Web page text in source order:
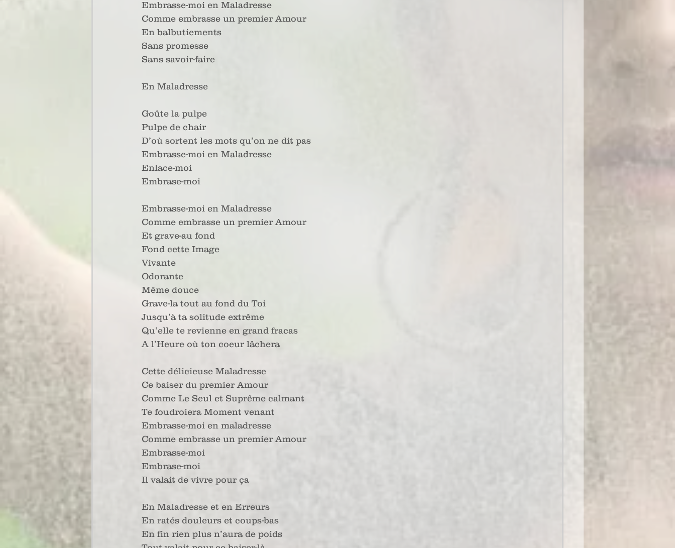
Embrasse-moi en Maladresse
Comme embrasse un premier Amour
En balbutiements
Sans promesse
Sans savoir-faire
En Maladresse
Goûte la pulpe
Pulpe de chair
D’où sortent les mots qu’on ne dit pas
Embrasse-moi en Maladresse
Enlace-moi
Embrase-moi
Embrasse-moi en Maladresse
Comme embrasse un premier Amour
Et grave-au fond
Fond cette Image
Vivante
Odorante
Même douce
Grave-la tout au fond du Toi
Jusqu’à ta solitude extrême
Qu’elle te revienne en grand fracas
A l’Heure où ton coeur lâchera
Cette délicieuse Maladresse
Ce baiser du premier Amour
Comme Le Seul et Suprême calmant
Te foudroiera Moment venant
Embrasse-moi en maladresse
Comme embrasse un premier Amour
Embrasse-moi
Embrase-moi
Il valait de vivre pour ça
En Maladresse et en Erreurs
En ratés douleurs et coups-bas
En fin rien plus n’aura de poids